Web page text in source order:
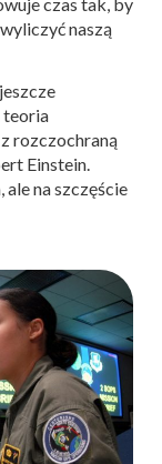
naszą
teoria
rozczochraną
Einstein.
ale na szczęście